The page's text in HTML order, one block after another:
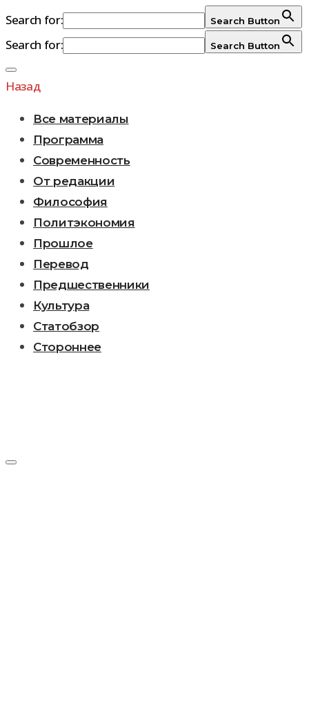
Search for: Search Button
Search for: Search Button
Перейти
к
Назад
Все материалы
Программа
Современность
От редакции
Философия
Политэкономия
Прошлое
Перевод
Предшественники
Культура
Статобзор
Стороннее